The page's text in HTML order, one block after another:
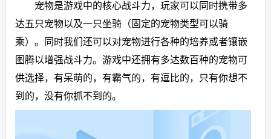
宠物是游戏中的核心战斗力，玩家可以同时携带多
达五只宠物以及一只坐骑（固定的宠物类型可以骑
乘）。同时我们还可以对宠物进行各种的培养或者镶嵌
图腾以增强战斗力。游戏中还拥有多达数百种的宠物可
供选择，有呆萌的，有霸气的，有逗比的，只有你想不
到的，没有你抓不到的。